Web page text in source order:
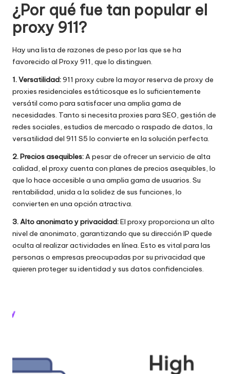
¿Por qué fue tan popular el
proxy 911?
Hay una lista de razones de peso por las que se ha
favorecido al Proxy 911, que lo distinguen.
1. Versatilidad:911 proxy cubre la mayor reserva de proxy de
proxies residenciales estáticosque es lo suficientemente
versátil como para satisfacer una amplia gama de
necesidades. Tanto si necesita proxies para SEO, gestión de
redes sociales, estudios de mercado o raspado de datos, la
versatilidad del 911 S5 lo convierte en la solución perfecta.
2. Precios asequibles:A pesar de ofrecer un servicio de alta
calidad, el proxy cuenta con planes de precios asequibles, lo
que lo hace accesible a una amplia gama de usuarios. Su
rentabilidad, unida a la solidez de sus funciones, lo
convierten en una opción atractiva.
3. Alto anonimato y privacidad:El proxy proporciona un alto
nivel de anonimato, garantizando que su dirección IP quede
oculta al realizar actividades en línea. Esto es vital para las
personas o empresas preocupadas por su privacidad que
quieren proteger su identidad y sus datos confidenciales.